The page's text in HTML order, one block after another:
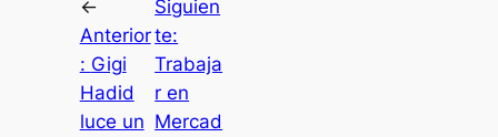
←
Anterior
: Gigi
Hadid
luce un
Siguien
te:
Trabaja
r en
Mercad